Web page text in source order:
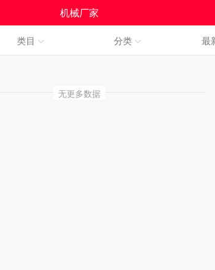
机械厂家
类目 分类 最
无更多数据